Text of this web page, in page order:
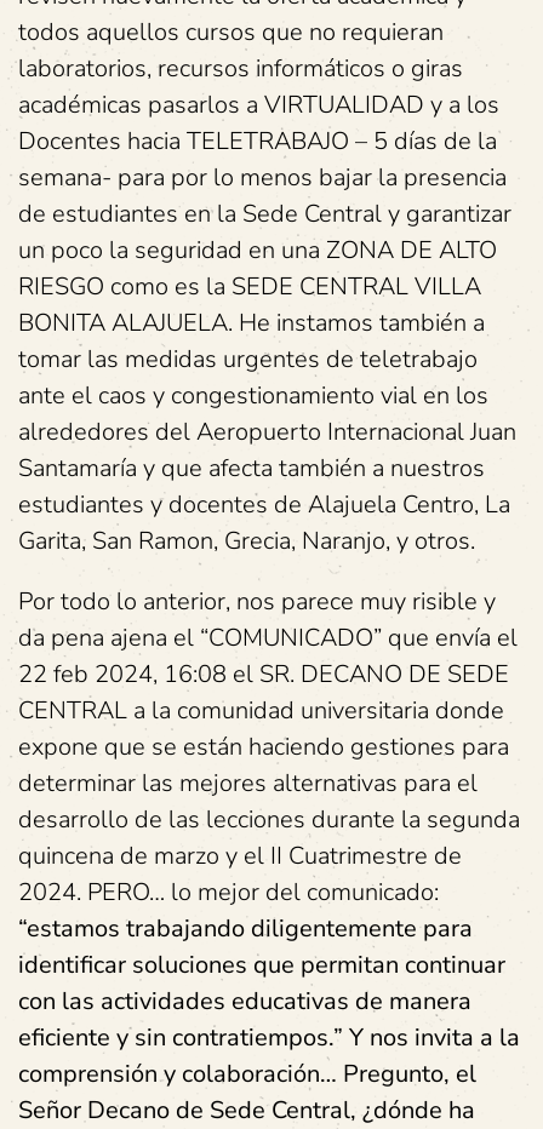
todos aquellos cursos que no requieran
laboratorios, recursos informáticos o giras
académicas pasarlos a VIRTUALIDAD y a los
Docentes hacia TELETRABAJO – 5 días de la
semana- para por lo menos bajar la presencia
de estudiantes en la Sede Central y garantizar
un poco la seguridad en una ZONA DE ALTO
RIESGO como es la SEDE CENTRAL VILLA
BONITA ALAJUELA. He instamos también a
tomar las medidas urgentes de teletrabajo
ante el caos y congestionamiento vial en los
alrededores del Aeropuerto Internacional Juan
Santamaría y que afecta también a nuestros
estudiantes y docentes de Alajuela Centro, La
Garita, San Ramon, Grecia, Naranjo, y otros.
Por todo lo anterior, nos parece muy risible y
da pena ajena el “COMUNICADO” que envía el
22 feb 2024, 16:08 el SR. DECANO DE SEDE
CENTRAL a la comunidad universitaria donde
expone que se están haciendo gestiones para
determinar las mejores alternativas para el
desarrollo de las lecciones durante la segunda
quincena de marzo y el II Cuatrimestre de
2024. PERO… lo mejor del comunicado:
“estamos trabajando diligentemente para
identificar soluciones que permitan continuar
con las actividades educativas de manera
eficiente y sin contratiempos.” Y nos invita a la
comprensión y colaboración… Pregunto, el
Señor Decano de Sede Central, ¿dónde ha